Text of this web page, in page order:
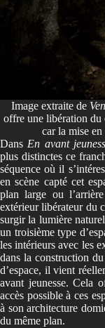
Image extraite de
offre une libération du
car la mise en
Dans En avant
plus distinctes ce
séquence où il
en scène capté cet
plan large ou
extérieur libérateur du
surgir la lumière
un troisième type
les intérieurs avec les
dans la construction
d’espace, il vient
avant jeunesse. Cela
accès possible à ces
à son architecture
du même plan.